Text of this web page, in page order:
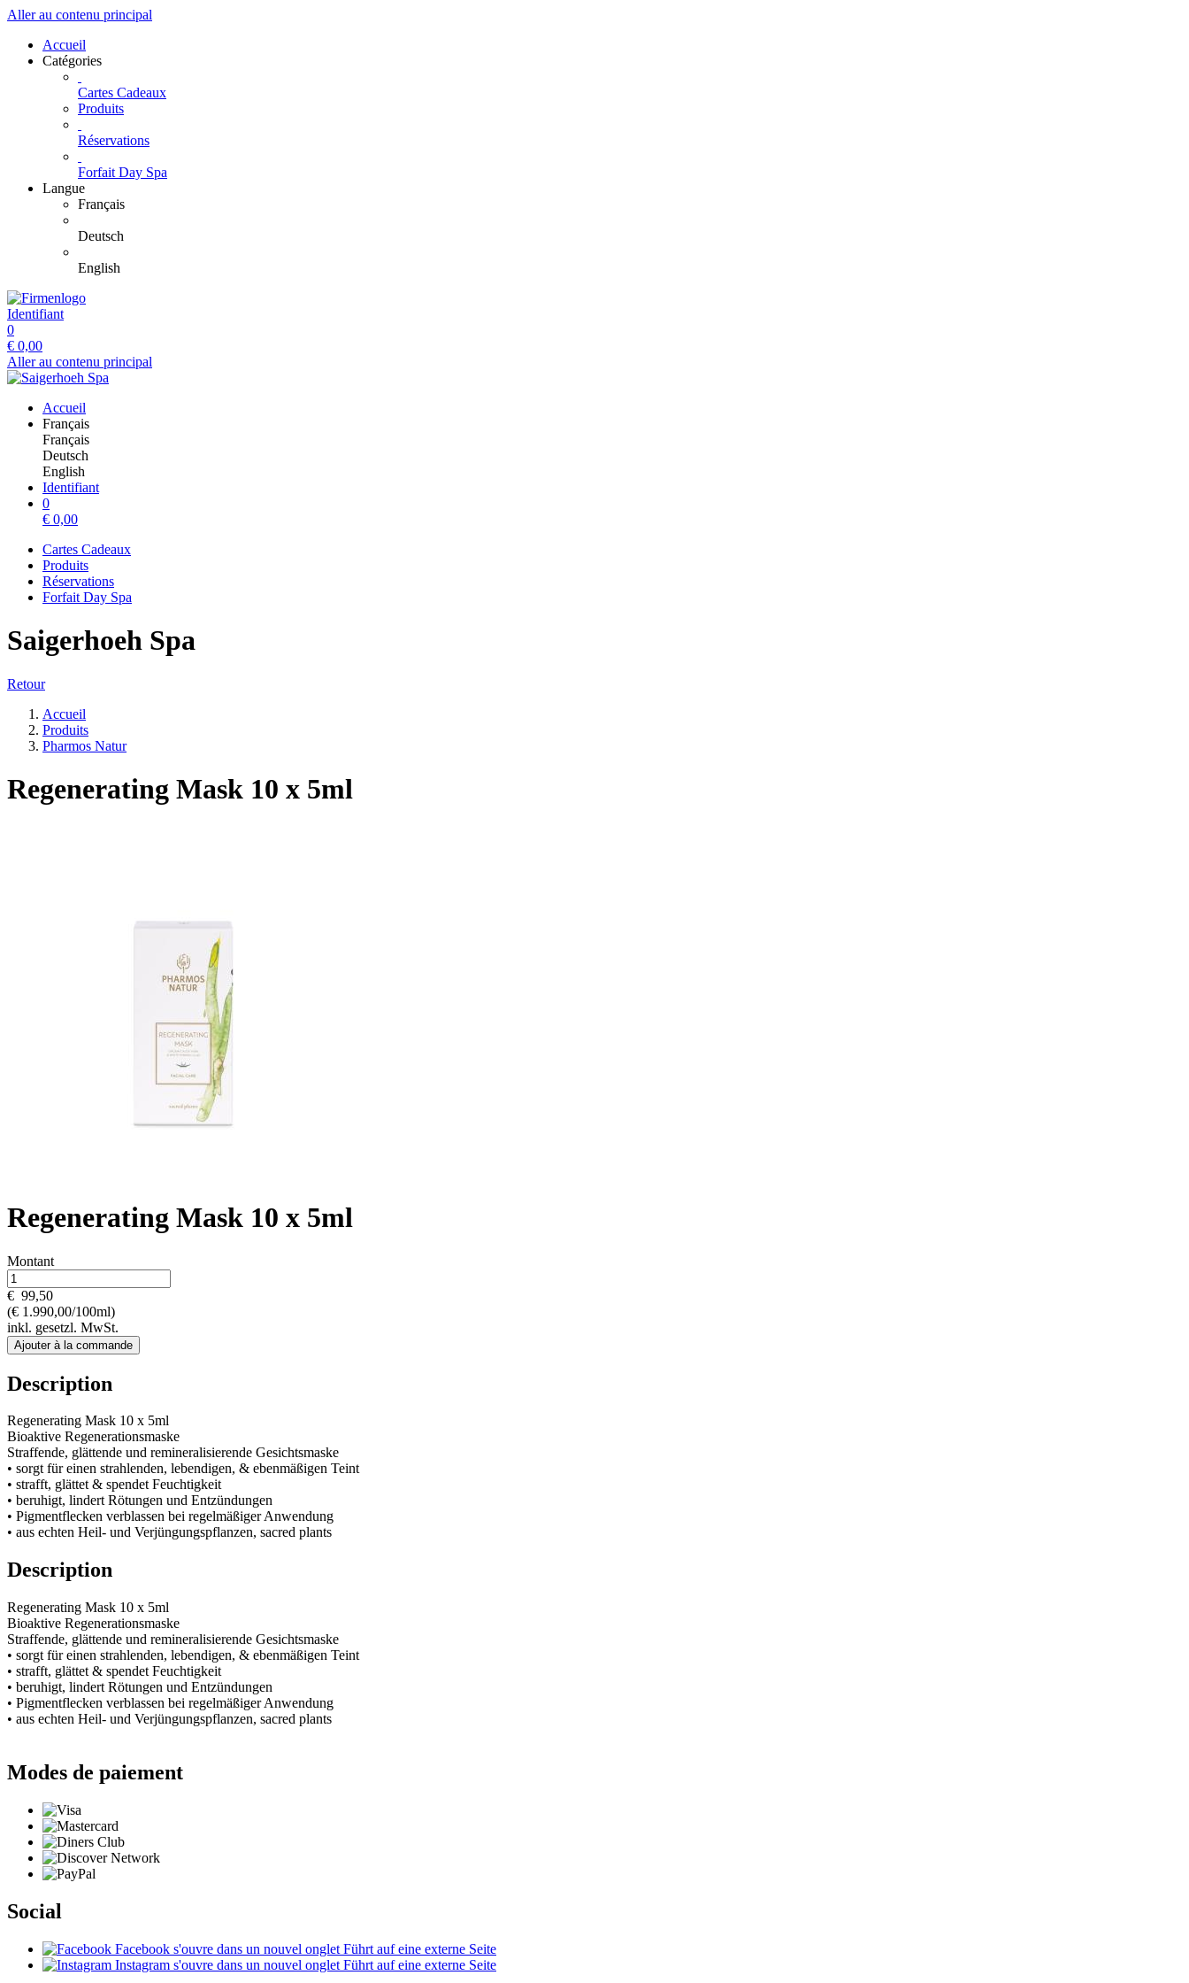
Aller au contenu principal
Accueil
Catégories
Cartes Cadeaux
Produits
Réservations
Forfait Day Spa
Langue
Français
Deutsch
English
Identifiant
0
€ 0,00
Aller au contenu principal
Accueil
Français
Français
Deutsch
English
Identifiant
0
€ 0,00
Cartes Cadeaux
Produits
Réservations
Forfait Day Spa
Saigerhoeh Spa
Retour
Accueil
Produits
Pharmos Natur
Regenerating Mask 10 x 5ml
Regenerating Mask 10 x 5ml
Montant
€ 99,50
(€ 1.990,00/100ml)
inkl. gesetzl. MwSt.
Ajouter à la commande
Description
Regenerating Mask 10 x 5ml
Bioaktive Regenerationsmaske
Straffende, glättende und remineralisierende Gesichtsmaske
• sorgt für einen strahlenden, lebendigen, & ebenmäßigen Teint
• strafft, glättet & spendet Feuchtigkeit
• beruhigt, lindert Rötungen und Entzündungen
• Pigmentflecken verblassen bei regelmäßiger Anwendung
• aus echten Heil- und Verjüngungspflanzen, sacred plants
Description
Regenerating Mask 10 x 5ml
Bioaktive Regenerationsmaske
Straffende, glättende und remineralisierende Gesichtsmaske
• sorgt für einen strahlenden, lebendigen, & ebenmäßigen Teint
• strafft, glättet & spendet Feuchtigkeit
• beruhigt, lindert Rötungen und Entzündungen
• Pigmentflecken verblassen bei regelmäßiger Anwendung
• aus echten Heil- und Verjüngungspflanzen, sacred plants
Modes de paiement
Social
Facebook s'ouvre dans un nouvel onglet Führt auf eine externe Seite
Instagram s'ouvre dans un nouvel onglet Führt auf eine externe Seite